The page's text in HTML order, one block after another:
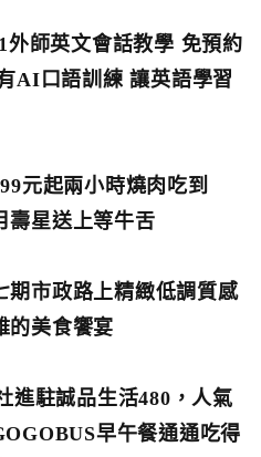
師英文會話教學 免預約
AI口語訓練 讓英語學習
元起兩小時燒肉吃到
壽星送上等牛舌
期市政路上精緻低調質感
的美食饗宴
進駐誠品生活480，人氣
早午餐通通吃得